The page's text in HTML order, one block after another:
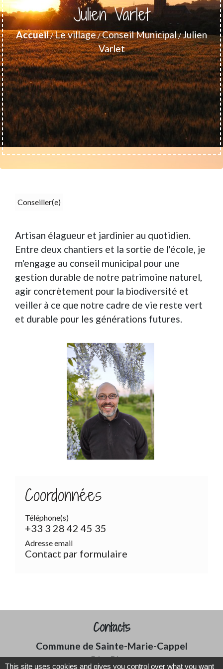
Julien Varlet
Accueil/Le village/Conseil Municipal/Julien
Varlet
Conseiller(e)
Artisan élagueur et jardinier au quotidien.
Entre deux chantiers et la sortie de l'école, je
m'engage au conseil municipal pour une
gestion durable de notre patrimoine naturel,
agir concrètement pour la biodiversité et
veiller à ce que notre cadre de vie reste vert
et durable pour les générations futures.
Coordonnées
Téléphone(s)
+33 3 28 42 45 35
Adresse email
Contact par formulaire
Contacts
Commune de Sainte-Marie-Cappel
5 La Place
This site uses cookies and gives you control over what you want